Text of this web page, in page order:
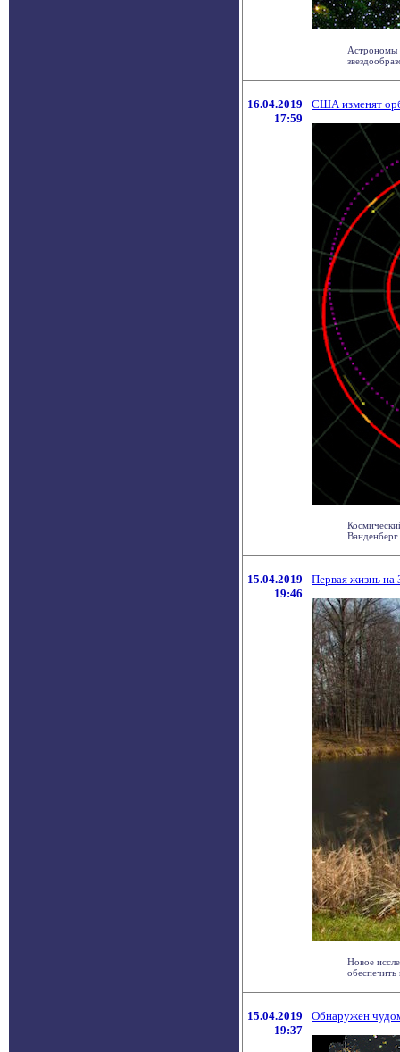
Астрономы
16.04.2019
17:59
США изменят
15.04.2019
19:46
Первая жизнь на
Новое
15.04.2019
19:37
Обнаружен